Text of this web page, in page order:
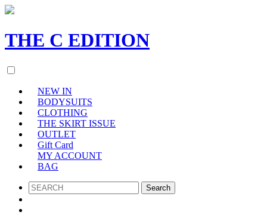
THE C EDITION
NEW IN
BODYSUITS
CLOTHING
THE SKIRT ISSUE
OUTLET
Gift Card
MY ACCOUNT
BAG
SEARCH